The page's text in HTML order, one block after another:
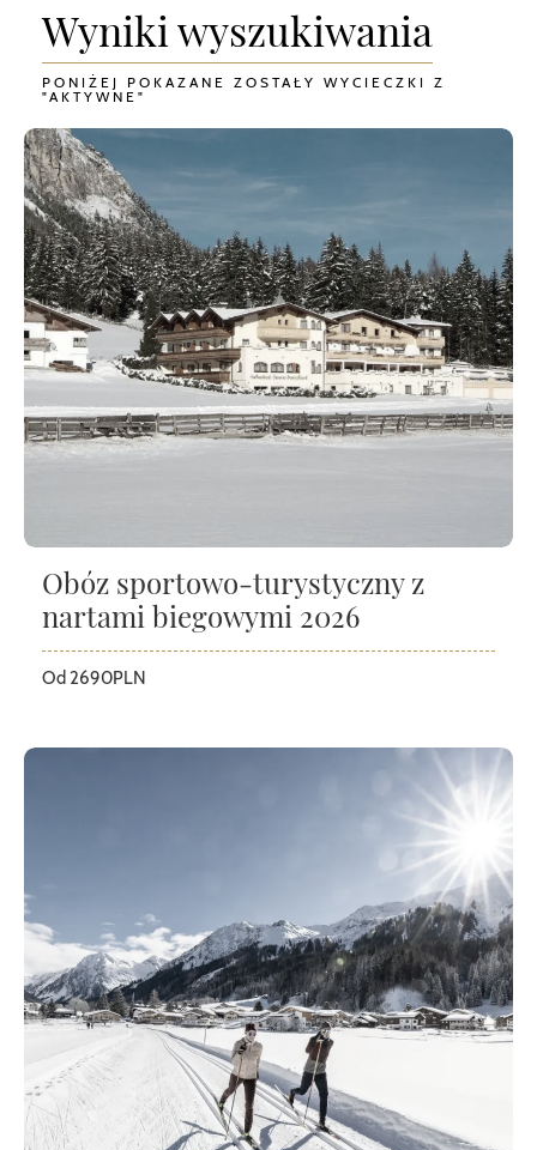
Wyniki wyszukiwania
PONIŻEJ POKAZANE ZOSTAŁY WYCIECZKI Z
"AKTYWNE"
Obóz sportowo-turystyczny z
nartami biegowymi 2026
Od 2690PLN